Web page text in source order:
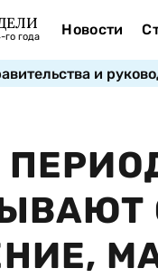
года Новости
и